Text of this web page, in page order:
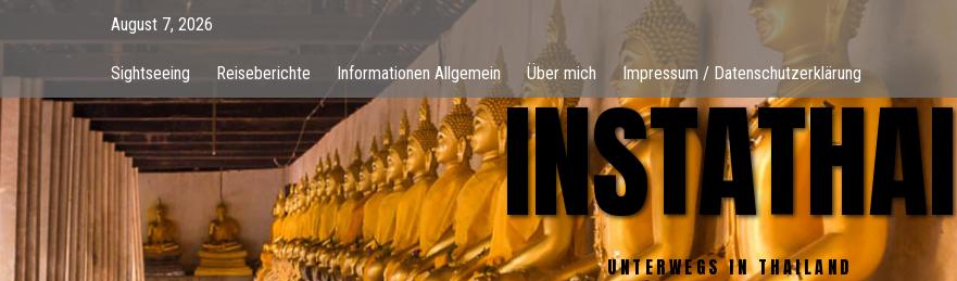
to
August 7, 2026
Sightseeing Reiseberichte Informationen Allgemein Über mich Impressum / Datenschutzerklärung
INSTATHAI
UNTERWEGS IN THAILAND